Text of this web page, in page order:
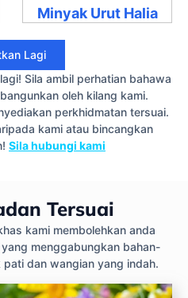
Minyak Urut Halia
Lagi
Sila ambil perhatian bahawa
oleh kilang kami.
perkhidmatan tersuai.
kami atau bincangkan
Sila hubungi kami
Tersuai
kami membolehkan anda
menggabungkan bahan-
pati dan wangian yang indah.